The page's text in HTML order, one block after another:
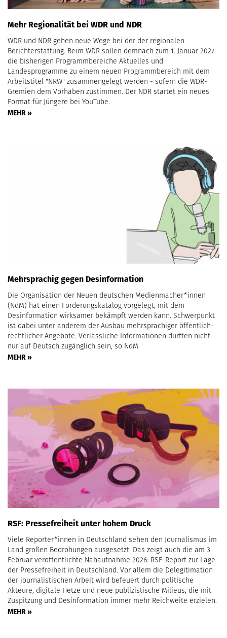
Mehr Regionalität bei WDR und NDR
WDR und NDR gehen neue Wege bei der der regionalen
Berichterstattung. Beim WDR sollen demnach zum 1. Januar 2027
die bisherigen Programmbereiche Aktuelles und
Landesprogramme zu einem neuen Programmbereich mit dem
Arbeitstitel "NRW" zusammengelegt werden - sofern die WDR-
Gremien dem Vorhaben zustimmen. Der NDR startet ein neues
Format für Jüngere bei YouTube.
MEHR »
Mehrsprachig gegen Desinformation
Die Organisation der Neuen deutschen Medienmacher*innen
(NdM) hat einen Forderungskatalog vorgelegt, mit dem
Desinformation wirksamer bekämpft werden kann. Schwerpunkt
ist dabei unter anderem der Ausbau mehrsprachiger öffentlich-
rechtlicher Angebote. Verlässliche Informationen dürften nicht
nur auf Deutsch zugänglich sein, so NdM.
MEHR »
RSF: Pressefreiheit unter hohem Druck
Viele Reporter*innen in Deutschland sehen den Journalismus im
Land großen Bedrohungen ausgesetzt. Das zeigt auch die am 3.
Februar veröffentlichte Nahaufnahme 2026: RSF-Report zur Lage
der Pressefreiheit in Deutschland. Vor allem die Delegitimation
der journalistischen Arbeit wird befeuert durch politische
Akteure, digitale Hetze und neue publizistische Milieus, die mit
Zuspitzung und Desinformation immer mehr Reichweite erzielen.
MEHR »